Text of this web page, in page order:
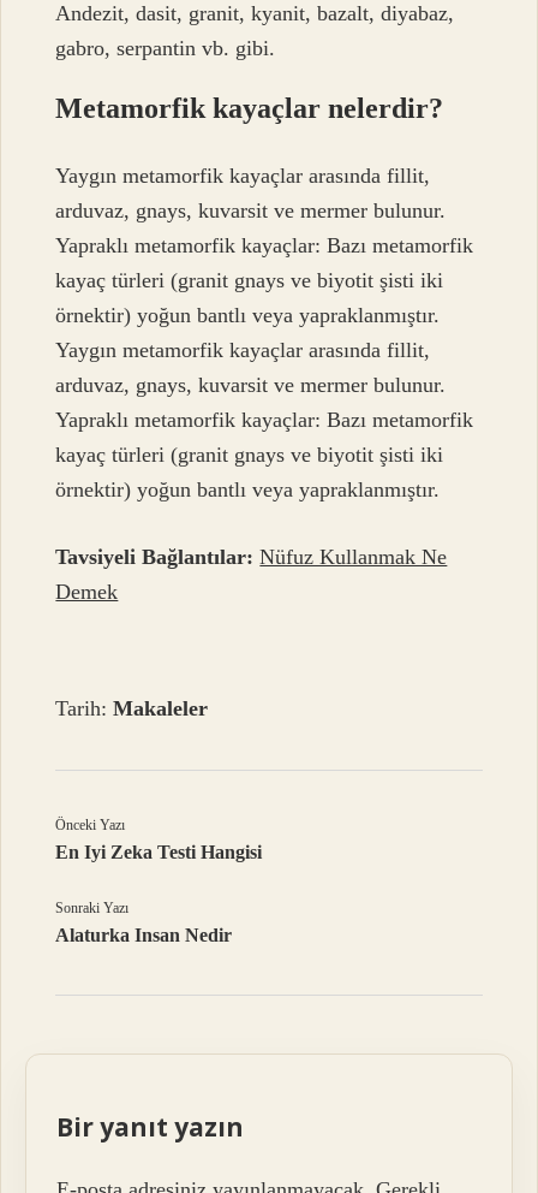
Andezit, dasit, granit, kyanit, bazalt, diyabaz,
gabro, serpantin vb. gibi.
Metamorfik kayaçlar nelerdir?
Yaygın metamorfik kayaçlar arasında fillit,
arduvaz, gnays, kuvarsit ve mermer bulunur.
Yapraklı metamorfik kayaçlar: Bazı metamorfik
kayaç türleri (granit gnays ve biyotit şisti iki
örnektir) yoğun bantlı veya yapraklanmıştır.
Yaygın metamorfik kayaçlar arasında fillit,
arduvaz, gnays, kuvarsit ve mermer bulunur.
Yapraklı metamorfik kayaçlar: Bazı metamorfik
kayaç türleri (granit gnays ve biyotit şisti iki
örnektir) yoğun bantlı veya yapraklanmıştır.
Tavsiyeli Bağlantılar: Nüfuz Kullanmak Ne
Demek
Tarih:Makaleler
Önceki Yazı
En Iyi Zeka Testi Hangisi
Sonraki Yazı
Alaturka Insan Nedir
Bir yanıt yazın